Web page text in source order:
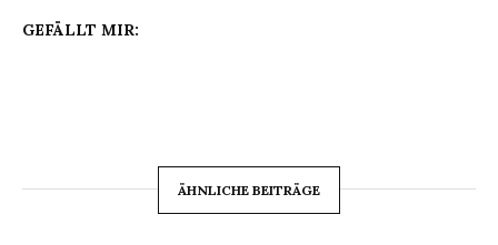
GEFÄLLT MIR:
ÄHNLICHE BEITRÄGE